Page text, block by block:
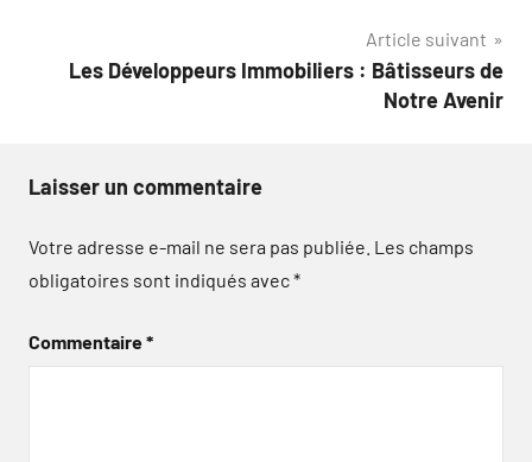
Article suivant
Les Développeurs Immobiliers : Bâtisseurs de
Notre Avenir
Laisser un commentaire
Votre adresse e-mail ne sera pas publiée. Les champs
obligatoires sont indiqués avec*
Commentaire*